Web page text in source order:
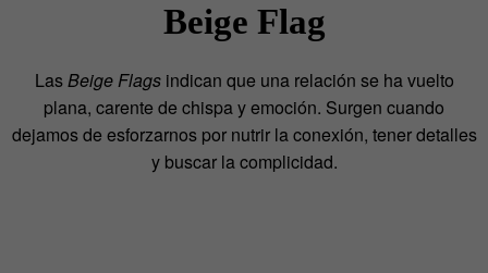
Beige Flag
LasBeige Flagsindican que una relación se ha vuelto
plana, carente de chispa y emoción. Surgen cuando
dejamos de esforzarnos por nutrir la conexión, tener detalles
y buscar la complicidad.